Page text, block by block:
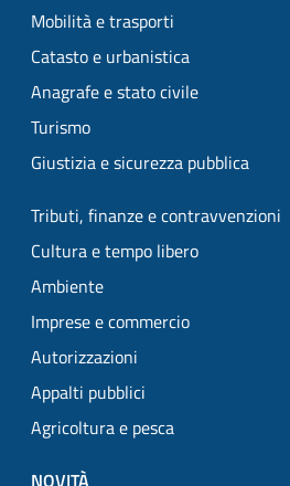
Mobilità e trasporti
Catasto e urbanistica
Anagrafe e stato civile
Turismo
Giustizia e sicurezza pubblica
Tributi, finanze e contravvenzioni
Cultura e tempo libero
Ambiente
Imprese e commercio
Autorizzazioni
Appalti pubblici
Agricoltura e pesca
NOVITÀ